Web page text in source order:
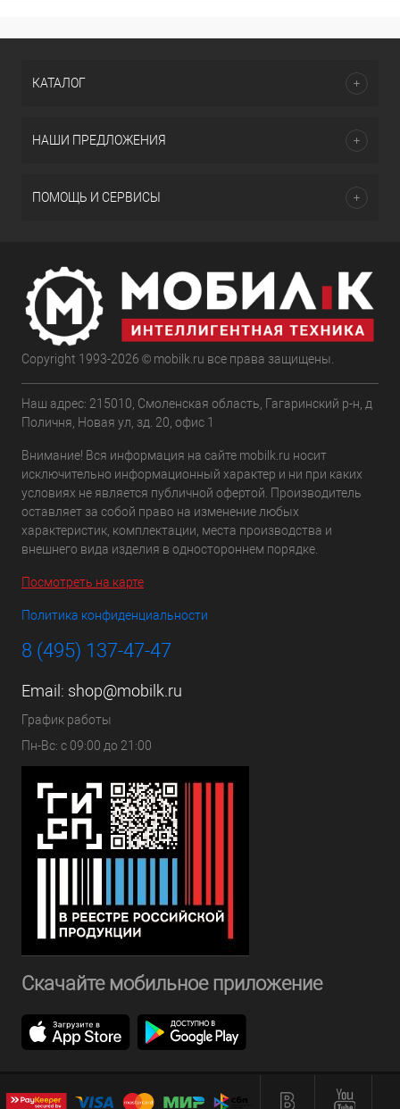
КАТАЛОГ
НАШИ ПРЕДЛОЖЕНИЯ
ПОМОЩЬ И СЕРВИСЫ
Copyright 1993-2026 © mobilk.ru все права защищены.
Наш адрес: 215010, Смоленская область, Гагаринский р-н, д
Поличня, Новая ул, зд. 20, офис 1
Внимание! Вся информация на сайте mobilk.ru носит
исключительно информационный характер и ни при каких
условиях не является публичной офертой. Производитель
оставляет за собой право на изменение любых
характеристик, комплектации, места производства и
внешнего вида изделия в одностороннем порядке.
Посмотреть на карте
Политика конфиденциальности
8 (495) 137-47-47
Email: shop@mobilk.ru
График работы
Пн-Вс: с 09:00 до 21:00
Скачайте мобильное приложение